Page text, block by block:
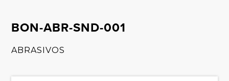
BON-ABR-SND-001
ABRASIVOS